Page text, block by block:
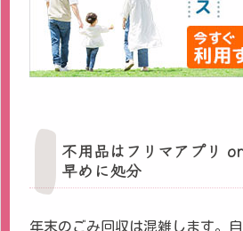
不用品はフリマアプリ
早めに処分
年末のごみ回収は混雑します。